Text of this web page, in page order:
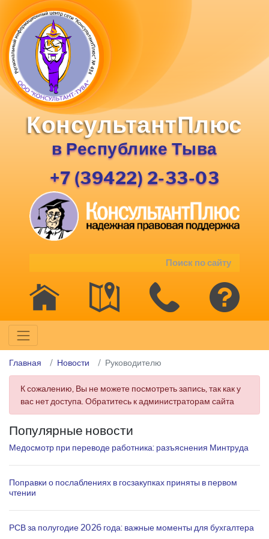
КонсультантПлюс
в Республике Тыва
+7 (39422) 2-33-03
Главная Новости Руководителю
К сожалению, Вы не можете посмотреть запись, так как у
вас нет доступа. Обратитесь к администраторам сайта
Популярные новости
Медосмотр при переводе работника: разъяснения Минтруда
Поправки о послаблениях в госзакупках приняты в первом
чтении
РСВ за полугодие 2026 года: важные моменты для бухгалтера